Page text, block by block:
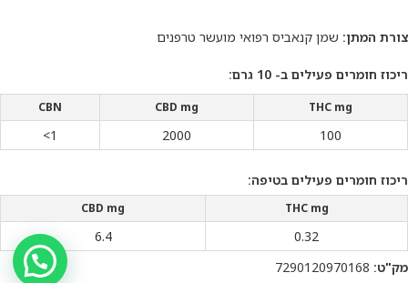
צורת המתן: שמן קנאביס רפואי מועשר טרפנים
ריכוז חומרים פעילים ב- 10 גרם:
THC mg
CBD mg
CBN
100
2000
1>
ריכוז חומרים פעילים בטיפה:
THC mg
CBD mg
0.32
6.4
מק"ט: 7290120970168